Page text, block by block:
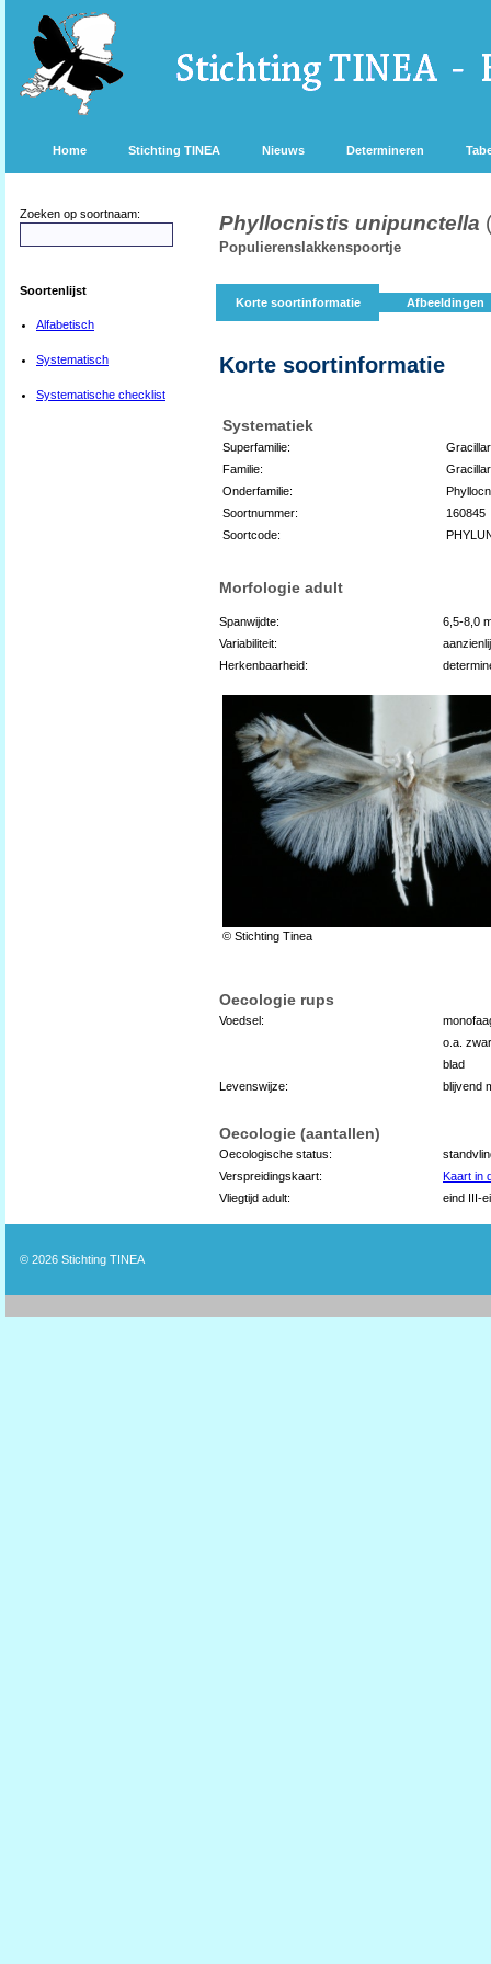
Home Stichting TINEA Nieuws Determineren
Zoeken op soortnaam:
Soortenlijst
Alfabetisch
Systematisch
Systematische checklist
Phyllocnistis unipunctella
Populierenslakkenspoortje
Korte soortinformatie Afbeeldingen
Korte soortinformatie
Systematiek
Superfamilie:
Familie:
Onderfamilie:
Soortnummer:
160845
Soortcode:
Morfologie adult
Spanwijdte:
6,5-8,0
Variabiliteit:
Herkenbaarheid:
© Stichting Tinea
Oecologie rups
Voedsel:
o.a.
blad
Levenswijze:
blijvend
Oecologie (aantallen)
Oecologische status:
Verspreidingskaart:
Kaart in
Vliegtijd adult:
eind III-
© 2026 Stichting TINEA